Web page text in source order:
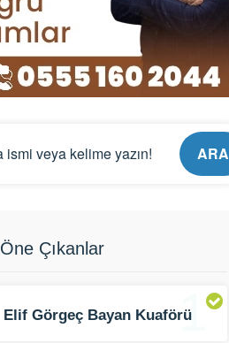
ARA
Öne Çıkanlar
1
Elif Görgeç Bayan Kuaförü